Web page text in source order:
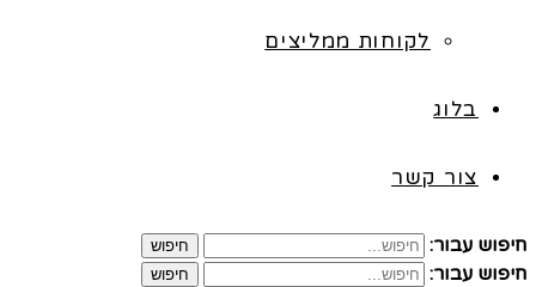
לקוחות ממליצים
בלוג
צור קשר
חיפוש עבור: חיפוש
חיפוש עבור: חיפוש